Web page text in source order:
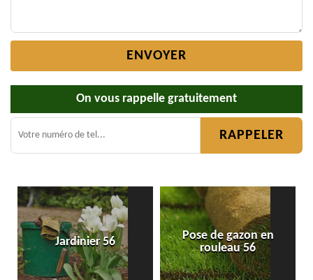
On vous rappelle gratuitement
Jardinier 56
Pose de gazon en
rouleau 56